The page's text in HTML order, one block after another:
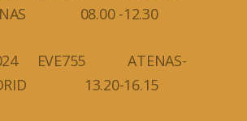
08.00 -12.30
EVE755 ATENAS-
13.20-16.15